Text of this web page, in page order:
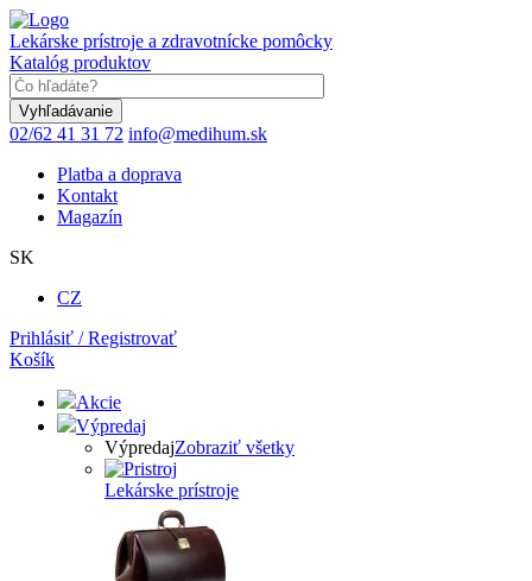
Skočiť
na
hlavný
obsah
Lekárske prístroje a zdravotnícke pomôcky
Katalóg produktov
02/62 41 31 72 info@medihum.sk
Platba a doprava
Kontakt
Magazín
SK
CZ
Prihlásiť / Registrovať
Košík
Akcie
Výpredaj
VýpredajZobraziť všetky
Lekárske prístroje